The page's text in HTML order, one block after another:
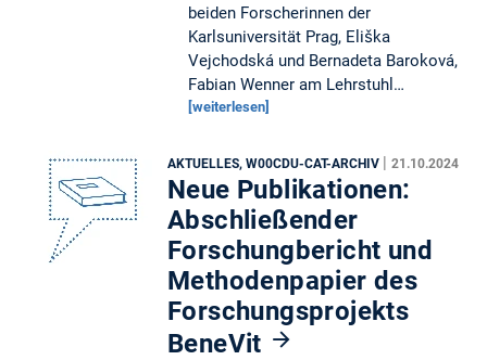
beiden Forscherinnen der
Karlsuniversität Prag, Eliška
Vejchodská und Bernadeta Baroková,
Fabian Wenner am Lehrstuhl…
[weiterlesen]
AKTUELLES, W00CDU-CAT-ARCHIV | 21.10.2024
Neue Publikationen:
Abschließender
Forschungbericht und
Methodenpapier des
Forschungsprojekts
BeneVit